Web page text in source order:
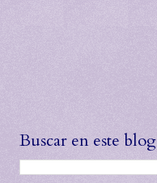
Buscar en este blog